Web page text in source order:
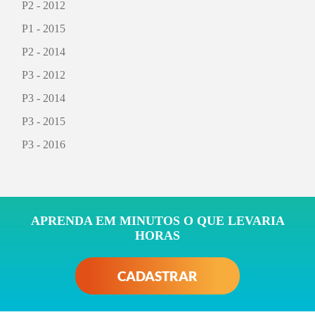
P2 - 2012
P1 - 2015
P2 - 2014
P3 - 2012
P3 - 2014
P3 - 2015
P3 - 2016
APRENDA EM MINUTOS O QUE LEVARIA
HORAS
CADASTRAR